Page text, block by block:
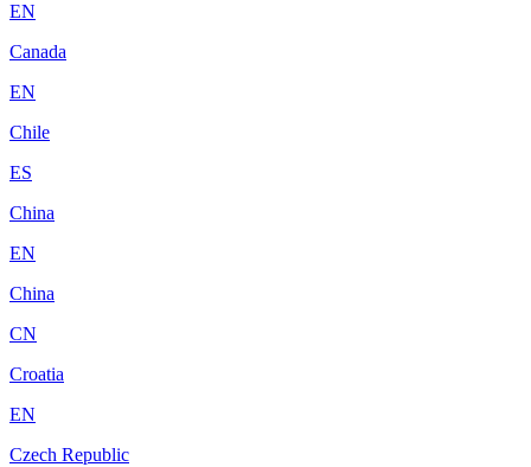
EN
Canada
EN
Chile
ES
China
EN
China
CN
Croatia
EN
Czech Republic